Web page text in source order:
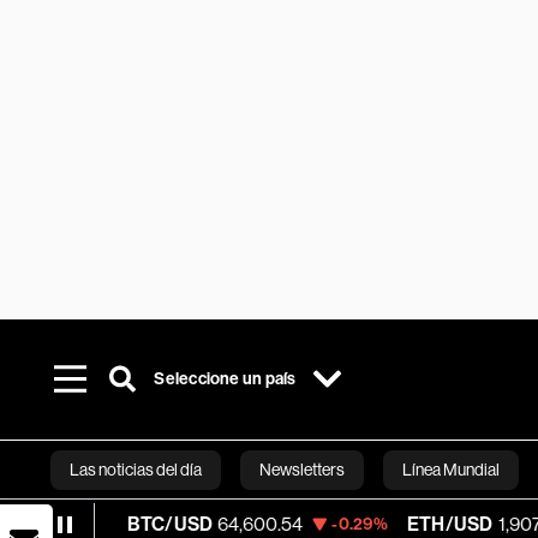
Seleccione un país
Las noticias del día Newsletters Línea Mundial
Bloomberg
BTC/USD 64,600.54 -0.29% ETH/USD 1,907.635 -